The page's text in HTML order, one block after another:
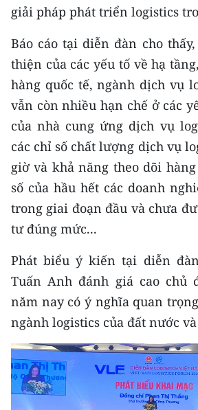
MEDIA CENTER
E-Magazine
Video
Media Chính trị
Media Kinh tế
Media Văn hóa
Media Xã hội
Media Pháp luật
Media Du lịch
Media Thế giới
Media Thể thao
Media Giáo dục
Media Y tế
giải pháp phát triển logistics
Báo cáo tại diễn đàn cho
thiện của các yếu tố về hạ
hàng quốc tế, ngành dịch vụ
vẫn còn nhiều hạn chế ở các
của nhà cung ứng dịch vụ
các chỉ số chất lượng dịch vụ
giờ và khả năng theo dõi
số của hầu hết các doanh
trong giai đoạn đầu và chưa
tư đúng mức...
Phát biểu ý kiến tại diễn
Tuấn Anh đánh giá cao chủ
năm nay có ý nghĩa quan
ngành logistics của đất nước